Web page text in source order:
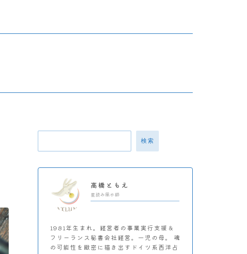
検索
高橋ともえ
星読み風水師
1981年生まれ。経営者の事業実行支援＆
フリーランス秘書会社経営。一児の母。 魂
の可能性を緻密に描き出すドイツ系西洋占